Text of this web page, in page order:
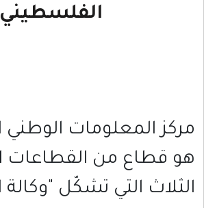
الفلسطيني
مركز المعلومات
هو قطاع من القطاعات
الثلاث التي تشكّل "وكالة